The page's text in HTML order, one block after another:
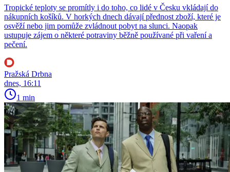
Tropické teploty se promítly i do toho, co lidé v Česku vkládají do
nákupních košíků. V horkých dnech dávají přednost zboží, které je
osvěží nebo jim pomůže zvládnout pobyt na slunci. Naopak
ustupuje zájem o některé potraviny běžně používané při vaření a
pečení.
Pražská Drbna
dnes, 16:11
1 min